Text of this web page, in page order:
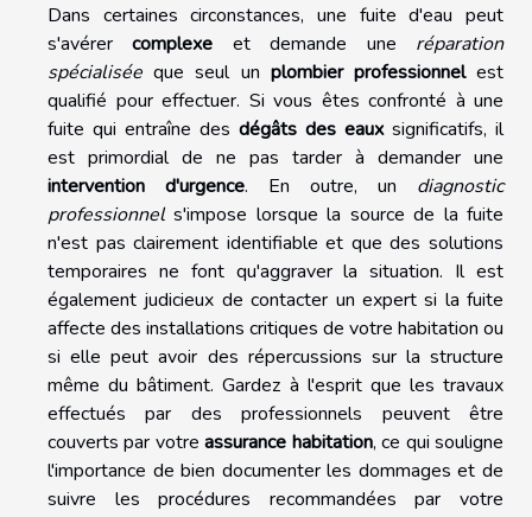
Dans certaines circonstances, une fuite d'eau peut
s'avérercomplexe et demande une réparation
spécialisée que seul un plombier professionnelest
qualifié pour effectuer. Si vous êtes confronté à une
fuite qui entraîne des dégâts des eauxsignificatifs, il
est primordial de ne pas tarder à demander une
intervention d'urgence. En outre, un diagnostic
professionnels'impose lorsque la source de la fuite
n'est pas clairement identifiable et que des solutions
temporaires ne font qu'aggraver la situation. Il est
également judicieux de contacter un expert si la fuite
affecte des installations critiques de votre habitation ou
si elle peut avoir des répercussions sur la structure
même du bâtiment. Gardez à l'esprit que les travaux
effectués par des professionnels peuvent être
couverts par votreassurance habitation, ce qui souligne
l'importance de bien documenter les dommages et de
suivre les procédures recommandées par votre